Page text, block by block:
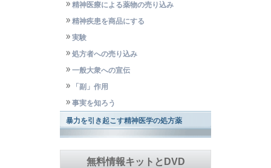
精神医療による薬物の売り込み
精神疾患を商品にする
実験
処方者への売り込み
一般大衆への宣伝
「副」作用
事実を知ろう
暴力を引き起こす精神医学の処方薬
無料情報キットとDVD